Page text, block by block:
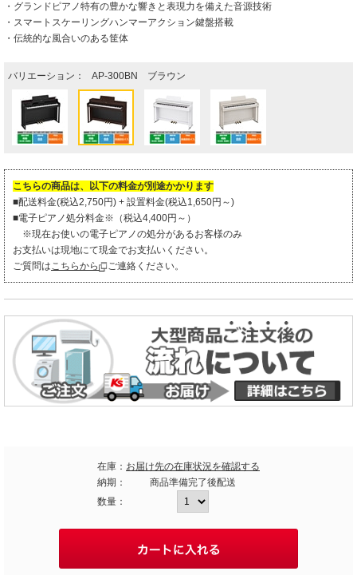
・グランドピアノ特有の豊かな響きと表現力を備えた音源技術
・スマートスケーリングハンマーアクション鍵盤搭載
・伝統的な風合いのある筐体
バリエーション： AP-300BN ブラウン
こちらの商品は、以下の料金が別途かかります
■配送料金(税込2,750円) + 設置料金(税込1,650円～)
■電子ピアノ処分料金※（税込4,400円～）
※現在お使いの電子ピアノの処分があるお客様のみ
お支払いは現地にて現金でお支払いください。
ご質問はこちらから ご連絡ください。
在庫： お届け先の在庫状況を確認する
納期：
商品準備完了後配送
数量：